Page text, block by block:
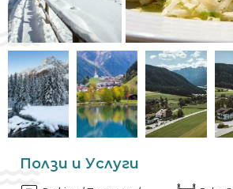
Ползи и Услуги